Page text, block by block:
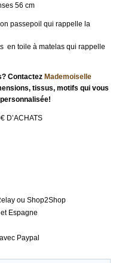
56 cm
passepoil qui rappelle la
en toile à matelas qui rappelle
Contactez Mademoiselle
tissus, motifs qui vous
D’ACHATS
ou Shop2Shop
Espagne
Paypal